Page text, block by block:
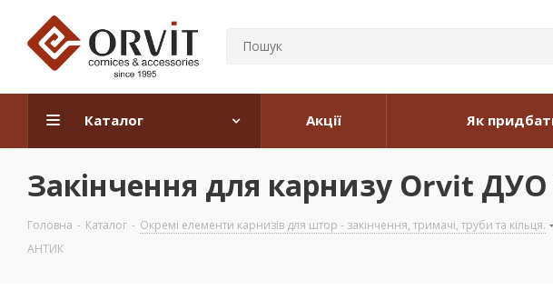
Каталог Акції Як
Закінчення для карнизу Orvit
Головна - Каталог - Окремі елементи карнизів для штор - закінчення, тримачі, труби та кільця.
АНТИК